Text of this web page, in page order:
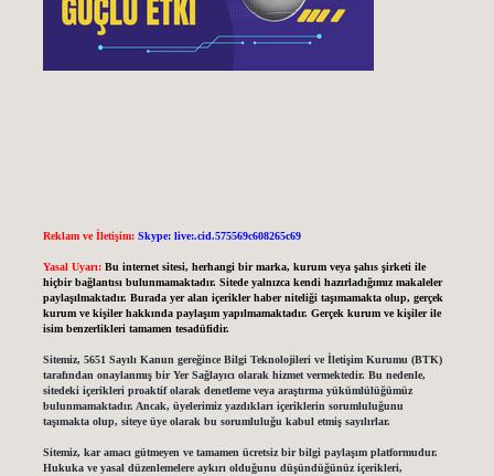
Reklam ve İletişim: Skype: live:.cid.575569c608265c69
Yasal Uyarı: Bu internet sitesi, herhangi bir marka, kurum veya şahıs şirketi ile
hiçbir bağlantısı bulunmamaktadır. Sitede yalnızca kendi hazırladığımız makaleler
paylaşılmaktadır. Burada yer alan içerikler haber niteliği taşımamakta olup, gerçek
kurum ve kişiler hakkında paylaşım yapılmamaktadır. Gerçek kurum ve kişiler ile
isim benzerlikleri tamamen tesadüfidir.
Sitemiz, 5651 Sayılı Kanun gereğince Bilgi Teknolojileri ve İletişim Kurumu (BTK)
tarafından onaylanmış bir Yer Sağlayıcı olarak hizmet vermektedir. Bu nedenle,
sitedeki içerikleri proaktif olarak denetleme veya araştırma yükümlülüğümüz
bulunmamaktadır. Ancak, üyelerimiz yazdıkları içeriklerin sorumluluğunu
taşımakta olup, siteye üye olarak bu sorumluluğu kabul etmiş sayılırlar.
Sitemiz, kar amacı gütmeyen ve tamamen ücretsiz bir bilgi paylaşım platformudur.
Hukuka ve yasal düzenlemelere aykırı olduğunu düşündüğünüz içerikleri,